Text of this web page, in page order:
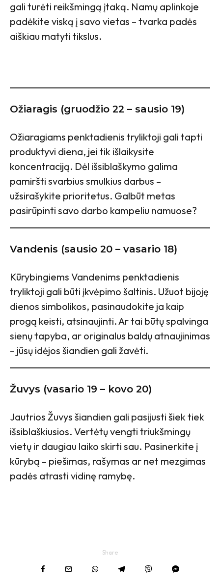
gali turėti reikšmingą įtaką. Namų aplinkoje
padėkite viską į savo vietas – tvarka padės
aiškiau matyti tikslus.
Ožiaragis (gruodžio 22 – sausio 19)
Ožiaragiams penktadienis tryliktoji gali tapti
produktyvi diena, jei tik išlaikysite
koncentraciją. Dėl išsiblaškymo galima
pamiršti svarbius smulkius darbus –
užsirašykite prioritetus. Galbūt metas
pasirūpinti savo darbo kampeliu namuose?
Vandenis (sausio 20 – vasario 18)
Kūrybingiems Vandenims penktadienis
tryliktoji gali būti įkvėpimo šaltinis. Užuot bijoję
dienos simbolikos, pasinaudokite ja kaip
progą keisti, atsinaujinti. Ar tai būtų spalvinga
sienų tapyba, ar originalus baldų atnaujinimas
– jūsų idėjos šiandien gali žavėti.
Žuvys (vasario 19 – kovo 20)
Jautrios Žuvys šiandien gali pasijusti šiek tiek
išsiblaškiusios. Vertėtų vengti triukšmingų
vietų ir daugiau laiko skirti sau. Pasinerkite į
kūrybą – piešimas, rašymas ar net mezgimas
padės atrasti vidinę ramybę.
Share